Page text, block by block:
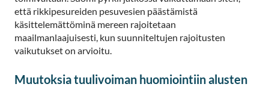
että rikkipesureiden pesuvesien päästämistä
käsittelemättöminä mereen rajoitetaan
maailmanlaajuisesti, kun suunniteltujen rajoitusten
vaikutukset on arvioitu.
Muutoksia tuulivoiman huomiointiin alusten